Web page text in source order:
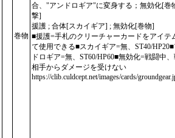
巻物
合、"アンドロギア"に変身する；無効化[巻
撃]
援護 ; 合体[スカイギア] ; 無効化[巻物]
■援護=手札のクリーチャーカードをアイテ
て使用できる■スカイギア=無、ST40/
ドロギア=無、ST60/HP60■無効化=戦闘中
相手からダメージを受けない
https://clib.culdcept.net/images/cards/